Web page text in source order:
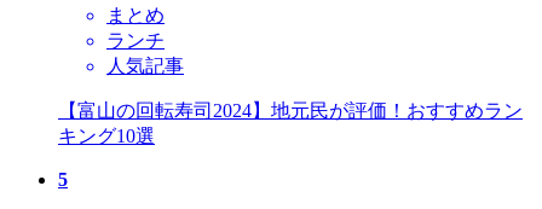
まとめ
ランチ
人気記事
【富山の回転寿司2024】地元民が評価！おすすめラン
キング10選
5